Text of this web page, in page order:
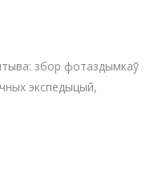
збор фотаздымкаў
экспедыцый,